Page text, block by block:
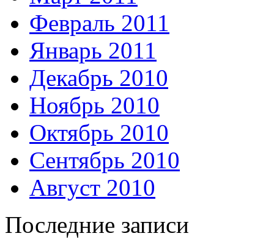
Февраль 2011
Январь 2011
Декабрь 2010
Ноябрь 2010
Октябрь 2010
Сентябрь 2010
Август 2010
Последние записи